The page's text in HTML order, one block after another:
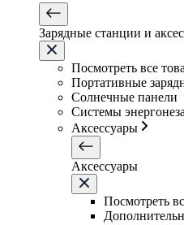
Зарядные станции и
Посмотреть все
Портативные
Солнечные панели
Системы
Аксессуары
Аксессуары
Посмотреть